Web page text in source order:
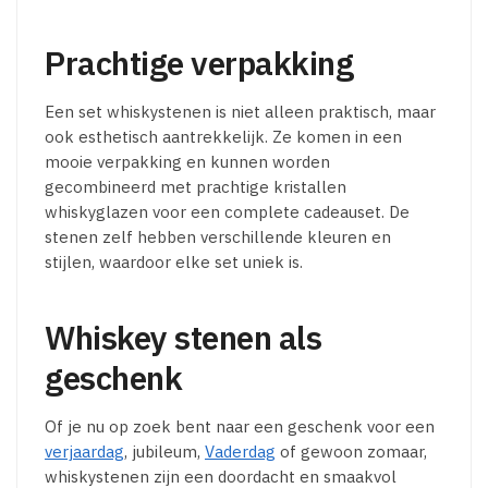
Prachtige verpakking
Een set whiskystenen is niet alleen praktisch, maar
ook esthetisch aantrekkelijk. Ze komen in een
mooie verpakking en kunnen worden
gecombineerd met prachtige kristallen
whiskyglazen voor een complete cadeauset. De
stenen zelf hebben verschillende kleuren en
stijlen, waardoor elke set uniek is.
Whiskey stenen als
geschenk
Of je nu op zoek bent naar een geschenk voor een
verjaardag, jubileum, Vaderdag of gewoon zomaar,
whiskystenen zijn een doordacht en smaakvol